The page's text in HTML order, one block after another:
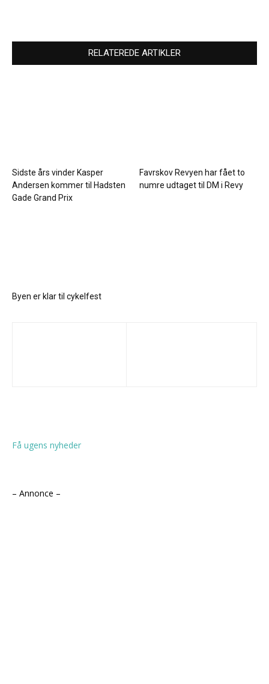
RELATEREDE ARTIKLER
Sidste års vinder Kasper
Andersen kommer til Hadsten
Gade Grand Prix
Favrskov Revyen har fået to
numre udtaget til DM i Revy
Byen er klar til cykelfest
Få ugens nyheder
– Annonce –